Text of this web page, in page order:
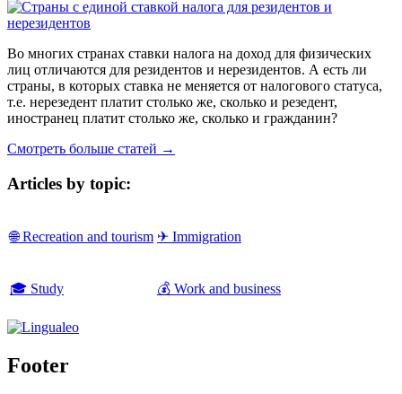
Во многих странах ставки налога на доход для физических
лиц отличаются для резидентов и нерезидентов. А есть ли
страны, в которых ставка не меняется от налогового статуса,
т.е. нерезедент платит столько же, сколько и резедент,
иностранец платит столько же, сколько и гражданин?
Смотреть больше статей →
Articles by topic:
🌐 Recreation and tourism ✈ Immigration
🎓 Study 💰 Work and business
Footer